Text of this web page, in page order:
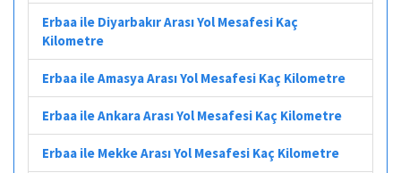
Erbaa ile Diyarbakır Arası Yol Mesafesi Kaç
Kilometre
Erbaa ile Amasya Arası Yol Mesafesi Kaç Kilometre
Erbaa ile Ankara Arası Yol Mesafesi Kaç Kilometre
Erbaa ile Mekke Arası Yol Mesafesi Kaç Kilometre